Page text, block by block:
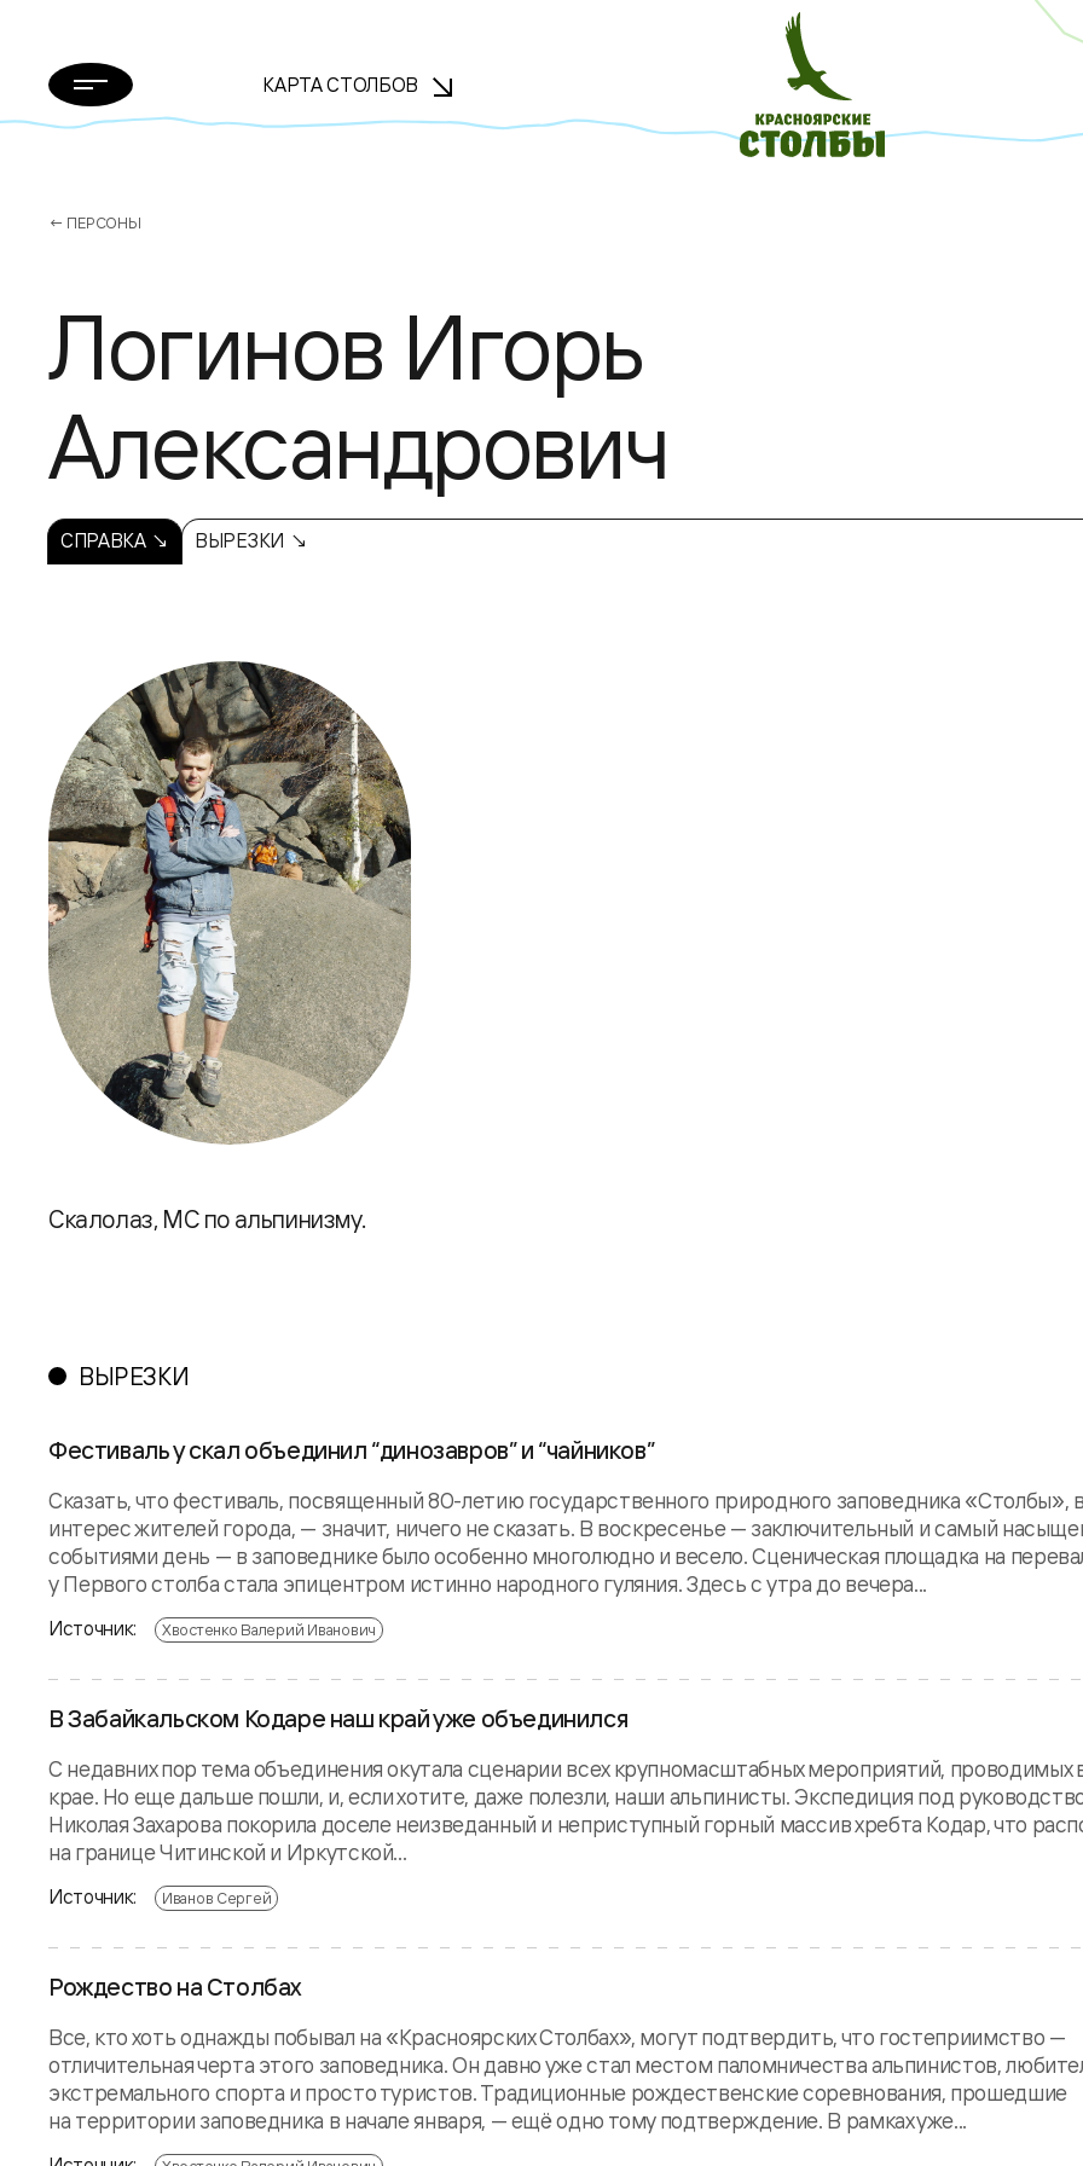
КАРТА СТОЛБОВ
← ПЕРСОНЫ
Логинов Игорь
Александрович
СПРАВКА ↘ ВЫРЕЗКИ ↘
Скалолаз, МС по альпинизму.
ВЫРЕЗКИ
Фестиваль у скал объединил “динозавров” и “чайников”
Сказать, что фестиваль, посвященный 80-летию государственного природного заповедника «Столбы»,
интерес жителей города, — значит, ничего не сказать. В воскресенье — заключительный и самый
событиями день — в заповеднике было особенно многолюдно и весело. Сценическая площадка на
у Первого столба стала эпицентром истинно народного гуляния. Здесь с утра до вечера...
Источник: Хвостенко Валерий Иванович
В Забайкальском Кодаре наш край уже объединился
С недавних пор тема объединения окутала сценарии всех крупномасштабных мероприятий, проводимых
крае. Но еще дальше пошли, и, если хотите, даже полезли, наши альпинисты. Экспедиция под
Николая Захарова покорила доселе неизведанный и неприступный горный массив хребта Кодар, что
на границе Читинской и Иркутской...
Источник: Иванов Сергей
Рождество на Столбах
Все, кто хоть однажды побывал на «Красноярских Столбах», могут подтвердить, что гостеприимство —
отличительная черта этого заповедника. Он давно уже стал местом паломничества альпинистов,
экстремального спорта и просто туристов. Традиционные рождественские соревнования, прошедшие
на территории заповедника в начале января, — ещё одно тому подтверждение. В рамках уже...